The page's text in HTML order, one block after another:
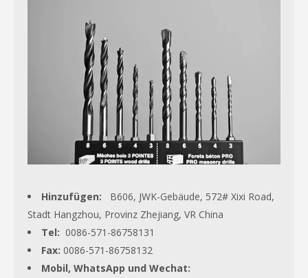
Hinzufügen:
B606, JWK-Gebäude, 572# Xixi Road,
Stadt Hangzhou, Provinz Zhejiang, VR China
Tel: 0086-571-86758131
Fax: 0086-571-86758132
Mobil, WhatsApp und Wechat: